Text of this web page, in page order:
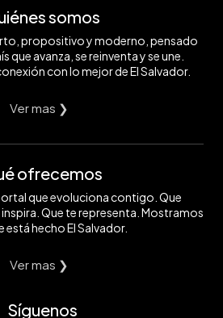
somos
propositivo y moderno, pensado
que avanza, se reinventa y se une.
con lo mejor de El Salvador.
Ver mas ❯
ofrecemos
que evoluciona contigo. Que
Que te representa. Mostramos
está hecho El Salvador.
Ver mas ❯
Síguenos